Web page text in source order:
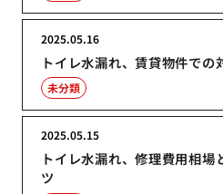
トイレ水漏れ、賃貸物件での
2025.05.16
未分類
トイレ水漏れ、修理費用相場
ツ
2025.05.15